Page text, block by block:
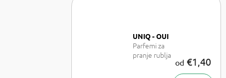
UNIQ - OUI
Parfemi za
pranje rublja
od€1,40